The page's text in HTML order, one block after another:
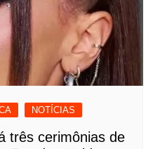
NOTÍCIAS
três cerimônias de